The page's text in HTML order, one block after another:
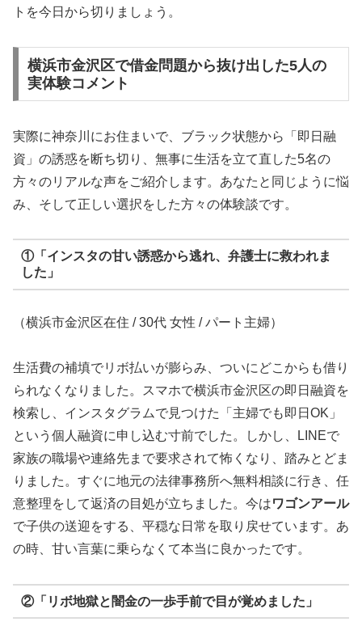
トを今日から切りましょう。
横浜市金沢区で借金問題から抜け出した5人の
実体験コメント
実際に神奈川にお住まいで、ブラック状態から「即日融
資」の誘惑を断ち切り、無事に生活を立て直した5名の
方々のリアルな声をご紹介します。あなたと同じように悩
み、そして正しい選択をした方々の体験談です。
①「インスタの甘い誘惑から逃れ、弁護士に救われま
した」
（横浜市金沢区在住 / 30代 女性 / パート主婦）
生活費の補填でリボ払いが膨らみ、ついにどこからも借り
られなくなりました。スマホで横浜市金沢区の即日融資を
検索し、インスタグラムで見つけた「主婦でも即日OK」
という個人融資に申し込む寸前でした。しかし、LINEで
家族の職場や連絡先まで要求されて怖くなり、踏みとどま
りました。すぐに地元の法律事務所へ無料相談に行き、任
意整理をして返済の目処が立ちました。今はワゴンアール
で子供の送迎をする、平穏な日常を取り戻せています。あ
の時、甘い言葉に乗らなくて本当に良かったです。
②「リボ地獄と闇金の一歩手前で目が覚めました」